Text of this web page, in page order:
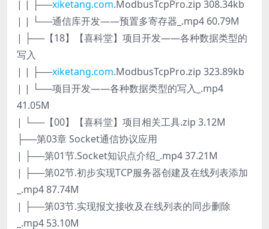
| | ├──xiketang.com.ModbusTcpPro.zip 308.34kb
| | └──通信库开发——预置多寄存器_.mp4 60.79M
| ├──【18】【喜科堂】项目开发——各种数据类型的
写入
| | ├──xiketang.com.ModbusTcpPro.zip 323.89kb
| | └──项目开发——各种数据类型的写入_.mp4
41.05M
| └──【00】【喜科堂】项目相关工具.zip 3.12M
├──第03章 Socket通信协议应用
| ├──第01节.Socket知识点介绍_.mp4 37.21M
| ├──第02节.初步实现TCP服务器创建及在线列表添加
_.mp4 87.74M
| ├──第03节.实现报文接收及在线列表的同步删除
_.mp4 53.10M